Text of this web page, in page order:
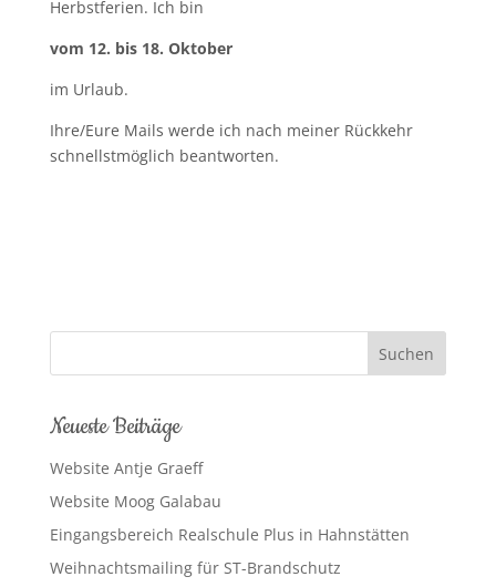
Herbstferien. Ich bin
vom 12. bis 18. Oktober
im Urlaub.
Ihre/Eure Mails werde ich nach meiner Rückkehr
schnellstmöglich beantworten.
Neueste Beiträge
Website Antje Graeff
Website Moog Galabau
Eingangsbereich Realschule Plus in Hahnstätten
Weihnachtsmailing für ST-Brandschutz